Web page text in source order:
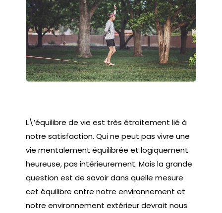
L\’équilibre de vie est très étroitement lié à
notre satisfaction. Qui ne peut pas vivre une
vie mentalement équilibrée et logiquement
heureuse, pas intérieurement. Mais la grande
question est de savoir dans quelle mesure
cet équilibre entre notre environnement et
notre environnement extérieur devrait nous